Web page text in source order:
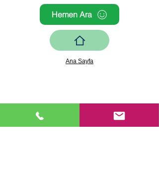
Hemen Ara
Ana Sayfa